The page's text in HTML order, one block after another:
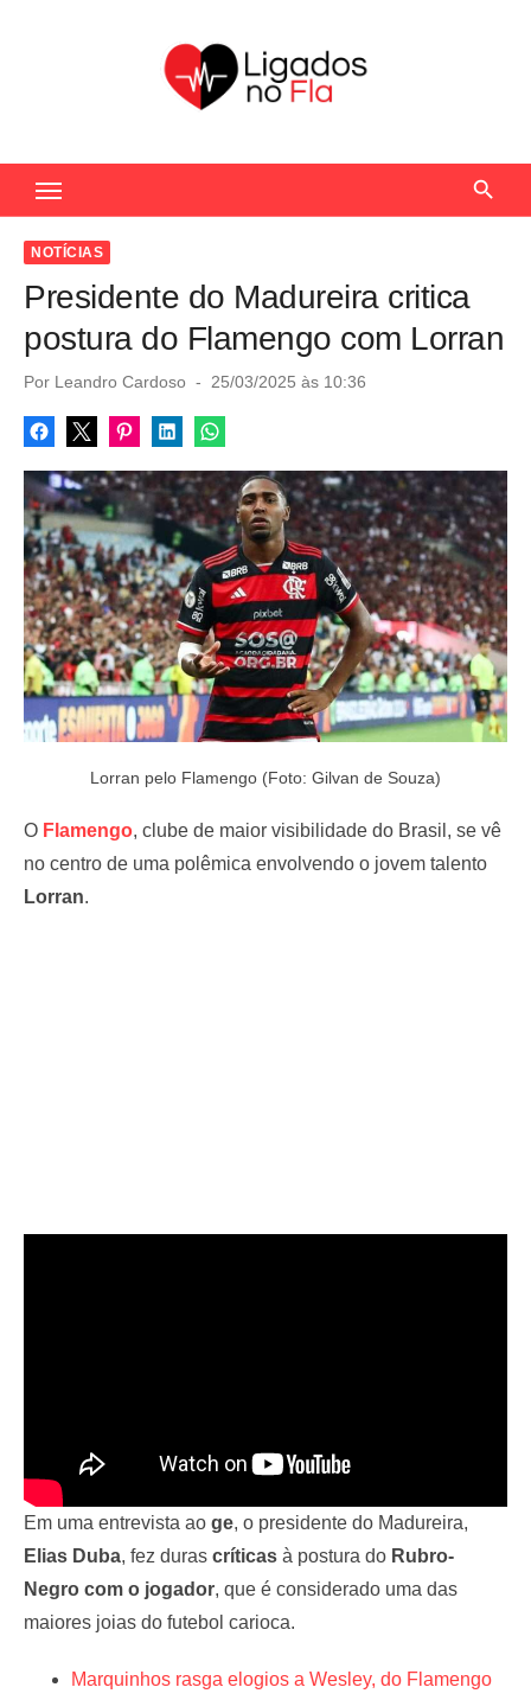
c
NOTÍCIAS
Presidente do Madureira critica
postura do Flamengo com Lorran
Por Leandro Cardoso
P
s
t
d
o
n
25/03/2025 às 10:36
Lorran pelo Flamengo (Foto: Gilvan de Souza)
O Flamengo, clube de maior visibilidade do Brasil, se vê
no centro de uma polêmica envolvendo o jovem talento
Lorran.
Em uma entrevista ao ge, o presidente do Madureira,
Elias Duba, fez duras críticas à postura do Rubro-
Negro com o jogador, que é considerado uma das
maiores joias do futebol carioca.
Marquinhos rasga elogios a Wesley, do Flamengo